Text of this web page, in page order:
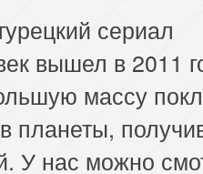
сериал
вышел в 2011
массу
планеты,
У нас можно